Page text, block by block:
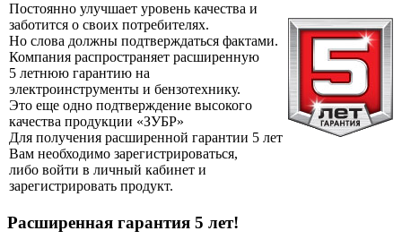
Постоянно улучшает уровень качества и
заботится о своих потребителях.
Но слова должны подтверждаться фактами.
Компания распространяет расширенную
5 летнюю гарантию на
электроинструменты и бензотехнику.
Это еще одно подтверждение высокого
качества продукции «ЗУБР»
Для получения расширенной гарантии 5 лет
Вам необходимо зарегистрироваться,
либо войти в личный кабинет и
зарегистрировать продукт.
Расширенная гарантия 5 лет!